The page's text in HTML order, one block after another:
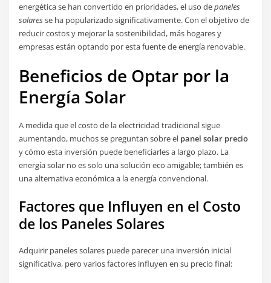
energética se han convertido en prioridades, el uso depaneles
solaresse ha popularizado significativamente. Con el objetivo de
reducir costos y mejorar la sostenibilidad, más hogares y
empresas están optando por esta fuente de energía renovable.
Beneficios de Optar por la
Energía Solar
A medida que el costo de la electricidad tradicional sigue
aumentando, muchos se preguntan sobre el panel solar precio
y cómo esta inversión puede beneficiarles a largo plazo. La
energía solar no es solo una solución eco amigable; también es
una alternativa económica a la energía convencional.
Factores que Influyen en el Costo
de los Paneles Solares
Adquirir paneles solares puede parecer una inversión inicial
significativa, pero varios factores influyen en su precio final: